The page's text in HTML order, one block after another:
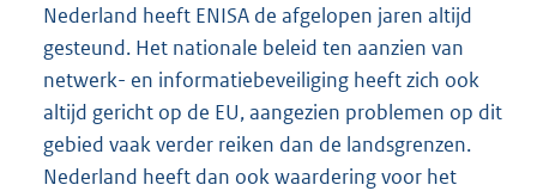
Nederland heeft ENISA de afgelopen jaren altijd
gesteund. Het nationale beleid ten aanzien van
netwerk- en informatiebeveiliging heeft zich ook
altijd gericht op de EU, aangezien problemen op dit
gebied vaak verder reiken dan de landsgrenzen.
Nederland heeft dan ook waardering voor het